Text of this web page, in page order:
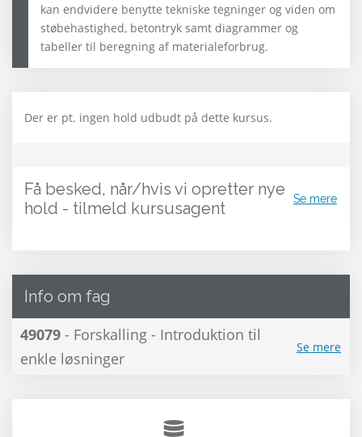
kan endvidere benytte tekniske tegninger og viden om
støbehastighed, betontryk samt diagrammer og
tabeller til beregning af materialeforbrug.
Der er pt. ingen hold udbudt på dette kursus.
Få besked, når/hvis vi opretter nye
hold - tilmeld kursusagent
Se mere
Info om fag
49079 - Forskalling - Introduktion til
enkle løsninger
Se mere